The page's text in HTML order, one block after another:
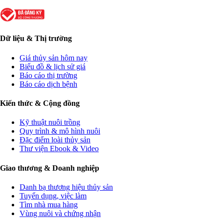
Dữ liệu & Thị trường
Giá thủy sản hôm nay
Biểu đồ & lịch sử giá
Báo cáo thị trường
Báo cáo dịch bệnh
Kiến thức & Cộng đồng
Kỹ thuật nuôi trồng
Quy trình & mô hình nuôi
Đặc điểm loài thủy sản
Thư viện Ebook & Video
Giao thương & Doanh nghiệp
Danh bạ thương hiệu thủy sản
Tuyển dụng, việc làm
Tìm nhà mua hàng
Vùng nuôi và chứng nhận